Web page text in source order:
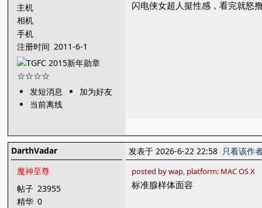
主机
相机
手机
注册时间 2011-6-1
发短消息
加为好友
当前离线
闪电侠女超人挺性感，看完就怒撸
DarthVadar
魔神至尊
帖子 23955
精华 0
发表于 2026-6-22 22:58 只看该作
posted by wap, platform: MAC OS X
标准腺样体面容